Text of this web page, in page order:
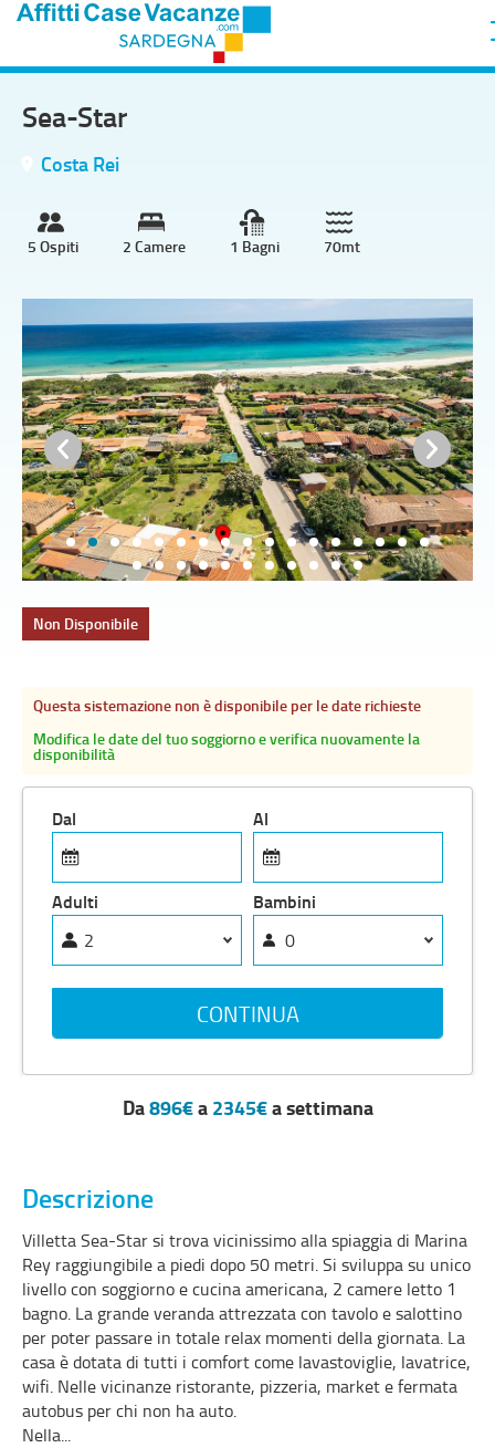
Sea-Star
Costa Rei
5 Ospiti 2 Camere 1 Bagni 70mt
Non Disponibile
Questa sistemazione non è disponibile per le date richieste
Modifica le date del tuo soggiorno e verifica nuovamente la
disponibilità
Dal Al
Adulti Bambini
Da896€a2345€a settimana
Descrizione
Villetta Sea-Star si trova vicinissimo alla spiaggia di Marina
Rey raggiungibile a piedi dopo 50 metri. Si sviluppa su unico
livello con soggiorno e cucina americana, 2 camere letto 1
bagno. La grande veranda attrezzata con tavolo e salottino
per poter passare in totale relax momenti della giornata. La
casa è dotata di tutti i comfort come lavastoviglie, lavatrice,
wifi. Nelle vicinanze ristorante, pizzeria, market e fermata
autobus per chi non ha auto.
Nella...